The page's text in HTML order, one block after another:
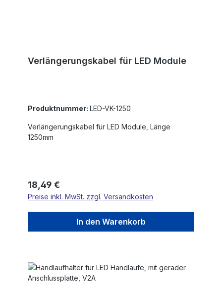
Verlängerungskabel für LED Module
Produktnummer: LED-VK-1250
Verlängerungskabel für LED Module, Länge
1250mm
Regulärer Preis:
18,49 €
Preise inkl. MwSt. zzgl. Versandkosten
In den Warenkorb